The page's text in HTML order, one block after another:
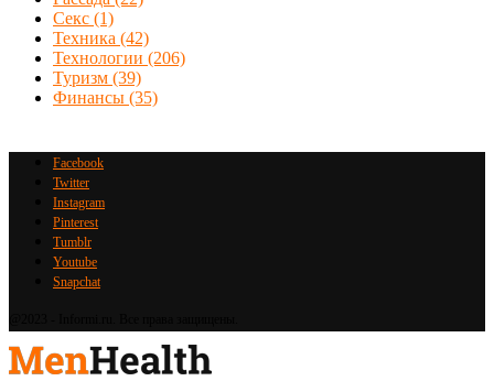
Секс (1)
Техника (42)
Технологии (206)
Туризм (39)
Финансы (35)
Facebook
Twitter
Instagram
Pinterest
Tumblr
Youtube
Snapchat